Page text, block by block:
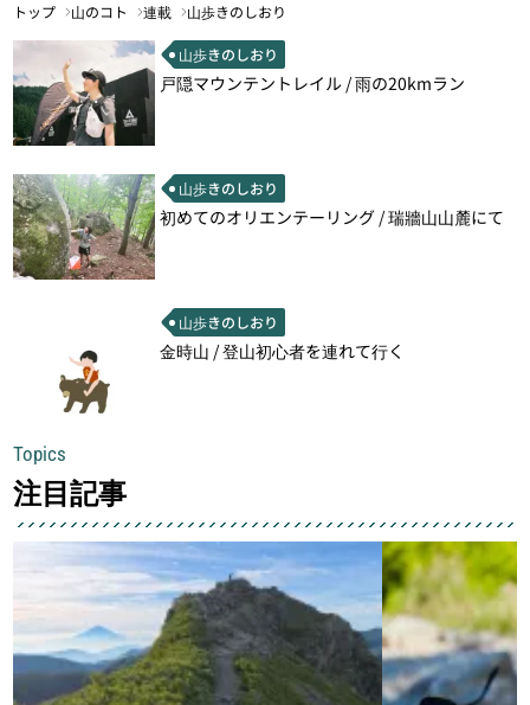
トップ 山のコト 連載 山歩きのしおり
山歩きのしおり
戸隠マウンテントレイル / 雨の20kmラン
山歩きのしおり
初めてのオリエンテーリング / 瑞牆山山麓にて
山歩きのしおり
金時山 / 登山初心者を連れて行く
Topics
注目記事